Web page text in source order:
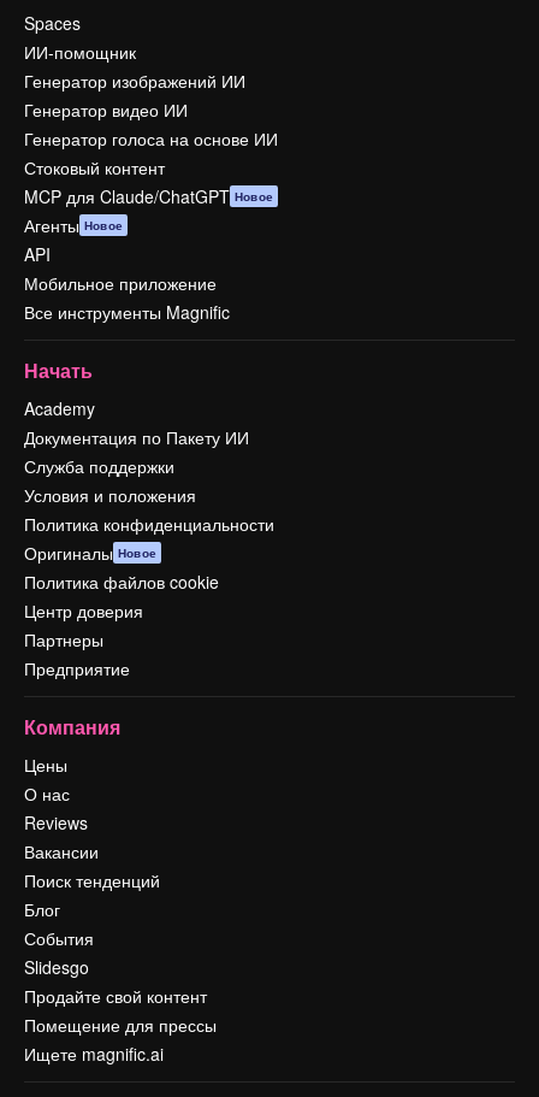
Spaces
ИИ-помощник
Генератор изображений ИИ
Генератор видео ИИ
Генератор голоса на основе ИИ
Стоковый контент
MCP для Claude/ChatGPT Новое
Агенты Новое
API
Мобильное приложение
Все инструменты Magnific
Начать
Academy
Документация по Пакету ИИ
Служба поддержки
Условия и положения
Политика конфиденциальности
Оригиналы Новое
Политика файлов cookie
Центр доверия
Партнеры
Предприятие
Компания
Цены
О нас
Reviews
Вакансии
Поиск тенденций
Блог
События
Slidesgo
Продайте свой контент
Помещение для прессы
Ищете magnific.ai